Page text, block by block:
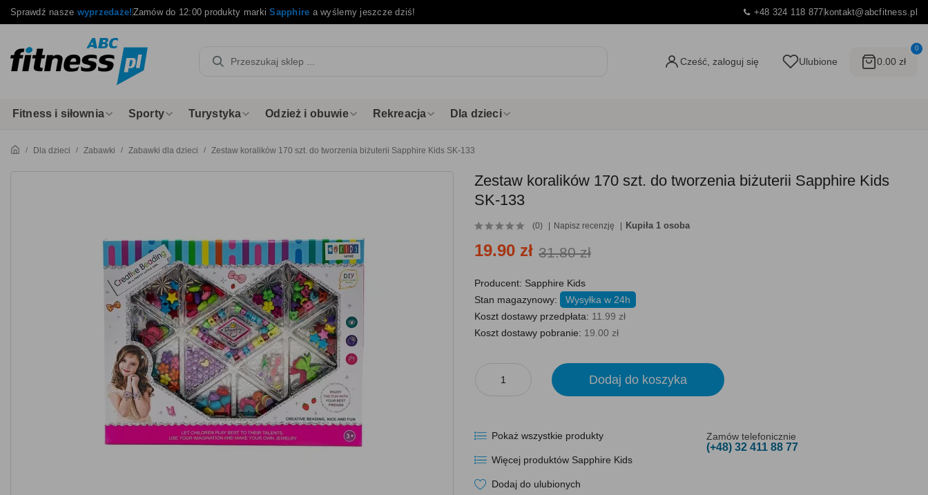
Sprawdź nasze wyprzedaże!Zamów do 12:00 produkty markiSapphire a wyślemy jeszcze dziś! +48 324 118 877kontakt@abcfitness.pl
Cześć, zaloguj się Ulubione
0
0.00 zł
Fitness i siłownia Sporty Turystyka Odzież i obuwie Rekreacja Dla dzieci
Dla dzieci Zabawki Zabawki dla dzieci Zestaw koralików 170 szt. do tworzenia biżuterii Sapphire Kids SK-133
Zestaw koralików 170 szt. do tworzenia biżuterii Sapphire Kids
SK-133
(0) Napisz recenzję Kupiła 1 osoba
19.90 zł 31.80 zł
Producent: Sapphire Kids
Stan magazynowy:
Wysyłka w 24h
Koszt dostawy przedpłata: 11.99 zł
Koszt dostawy pobranie: 19.00 zł
Dodaj do koszyka
Pokaż wszystkie produkty
Więcej produktów Sapphire Kids
Dodaj do ulubionych
Zamów telefonicznie
(+48) 32 411 88 77